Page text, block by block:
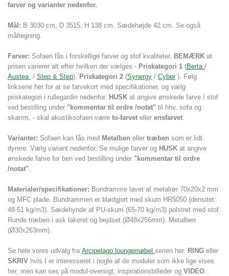
farver og varianter nedenfor.
Mål: B 3030 cm, D 3515, H 138 cm. Sædehøjde 42 cm. Se også
måltegning.
Farver: Sofaen fås i forskellige farver og stof kvaliteter. BEMÆRK at
prisen varierer alt efter hvilken der vælges - Priskategori 1 (Berta /
Austea / Step & Step). Priskategori 2 (Synergy / Cyber ). Følg
linksene her for at se farvekort med specifikationer, og vælg
priskategori i rullegardin nedenfor. HUSK at angive ønskede farve / stof
ved bestilling under "kommentar til ordre /notat" til hhv. sofa og
skærm, - skal akustiksofaen være to-farvet eller ensfarvet.
Varianter: Sofaen kan fås med Metalben eller træben som er lidt
dyrere. Vælg variant nedenfor. Se mulige farver og HUSK at angive
ønskede farve for ben ved bestilling under "kommentar til ordre
/notat".
Materialer/specifikationer: Bundramme lavet af metalrør 70x20x2 mm
og MFC plade. Bundrammen er blødgjort med skum HR5050 (densitet:
48-51 kg/m3). Sædehynde af PU-skum (65-70 kg/m3) polstret med stof.
Runde træben i ask lakeret og bejdset (Ø48x256mm). Metalben
(Ø30x263mm).
Se hele vores udvalg fra Arcipelago loungemøbel serien her. RING eller
SKRIV hvis I er interesseret i nogle af de moduler som ikke lige vises
her, men kan ses på modul-oversigt, inspirationsbilleder og VIDEO.